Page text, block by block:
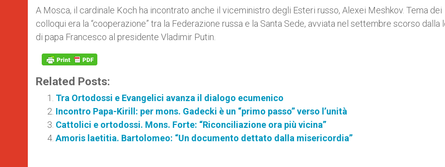
A Mosca, il cardinale Koch ha incontrato anche il viceministro degli Esteri russo, Alexei Meshkov. Tema dei
colloqui era la “cooperazione” tra la Federazione russa e la Santa Sede, avviata nel settembre scorso dalla
di papa Francesco al presidente Vladimir Putin.
Related Posts:
Tra Ortodossi e Evangelici avanza il dialogo ecumenico
Incontro Papa-Kirill: per mons. Gadecki è un “primo passo” verso l’unità
Cattolici e ortodossi. Mons. Forte: “Riconciliazione ora più vicina”
Amoris laetitia. Bartolomeo: “Un documento dettato dalla misericordia”